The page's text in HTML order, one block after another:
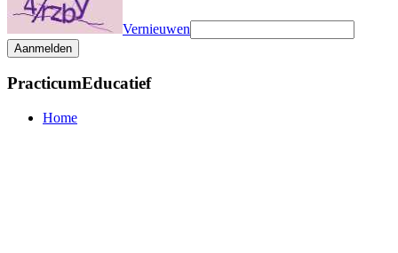
Vernieuwen
Aanmelden
PracticumEducatief
Home